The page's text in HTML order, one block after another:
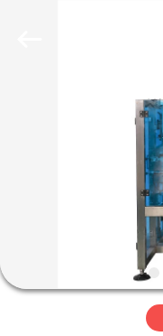
हमारे
बारे